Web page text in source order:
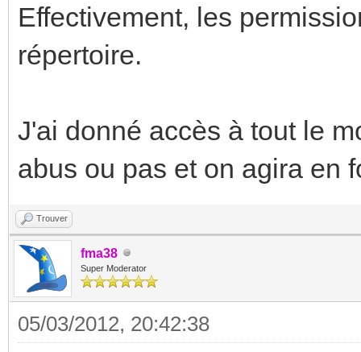
Effectivement, les
répertoire.
J'ai donné accès à tout le
abus ou pas et on agira en
Trouver
fma38
Super Moderator
05/03/2012, 20:42:38